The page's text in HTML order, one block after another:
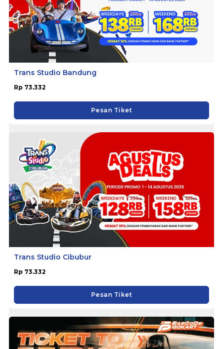
Trans Studio Bandung
Rp 73.332
Pesan Tiket
Trans Studio Cibubur
Rp 73.332
Pesan Tiket